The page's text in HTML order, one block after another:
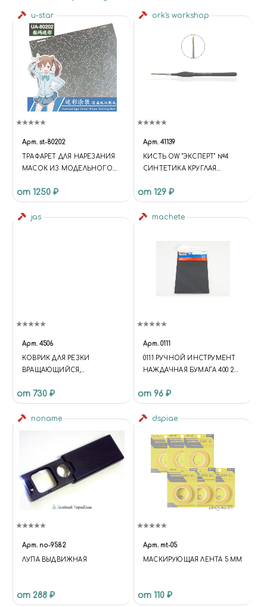
u-star
Арт. st-80202
ТРАФАРЕТ ДЛЯ НАРЕЗАНИЯ
МАСОК ИЗ МОДЕЛЬНОГО
"ПИКСЕЛЬНОГО"
КАМУФЛЯЖА
от 1250 ₽
ork's workshop
Арт. 41139
КИСТЬ OW "ЭКСПЕРТ" №4
СИНТЕТИКА КРУГЛАЯ
от 129 ₽
jas
Арт. 4506
КОВРИК ДЛЯ РЕЗКИ
ВРАЩАЮЩИЙСЯ,
ИЙСЯ 4-Х СЛОЙНЫЙ, 200 Х
200, JAS 4506
от 730 ₽
machete
Арт. 0111
0111 РУЧНОЙ ИНСТРУМЕНТ
НАЖДАЧНАЯ БУМАГА 400 2
от 96 ₽
noname
Арт. no-9582
ЛУПА ВЫДВИЖНАЯ
от 288 ₽
dspiae
Арт. mt-05
МАСКИРУЮЩАЯ ЛЕНТА 5 ММ
от 110 ₽